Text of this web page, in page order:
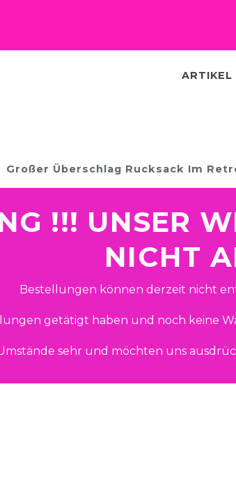
ARTIKEL
Großer Überschlag Rucksack Im
!!! UNSER
NICHT
Bestellungen können derzeit nicht
getätigt haben und noch keine
sehr und möchten uns